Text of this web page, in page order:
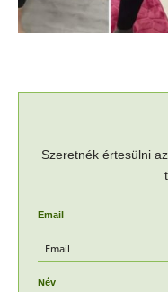
Szeretnék értesülni
Email
Név